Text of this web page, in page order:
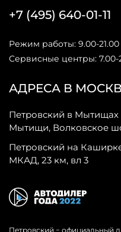
АДРЕСА В
Петровский в Мытищах
Мытищи, Волковское
Петровский на
МКАД, 23 км, вл 3
+7 (495) 640-01-11
Режим работы: 9.00-21.00
Сервисные центры: 7.00-
Петровский − официальный